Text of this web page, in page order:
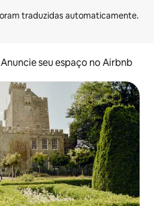
Anuncie seu espaço no Airbnb